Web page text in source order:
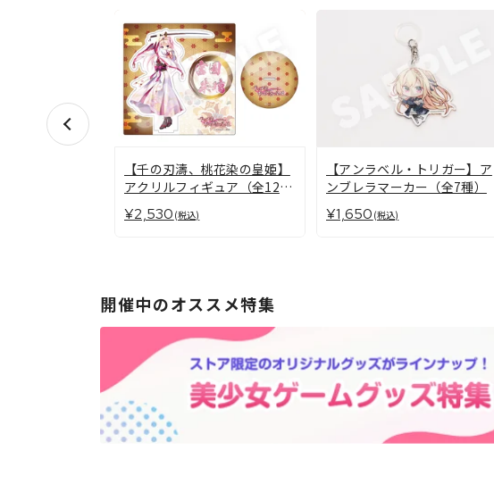
【千の刃濤、桃花染の皇姫】
アクリルフィギュア（全12
種）
¥2,530 (税込)
【アンラベル・トリガー】ア
ンブレラマーカー（全7種）
¥1,650 (税込)
開催中のオススメ特集